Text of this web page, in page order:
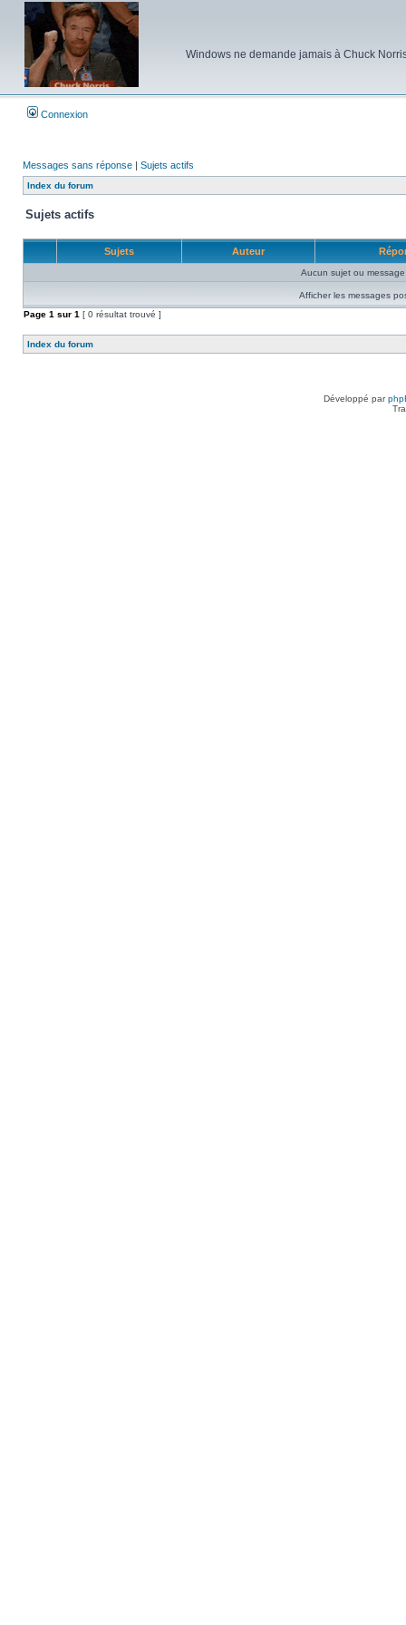
Windows ne demande jamais à Chuck
Connexion
Messages sans réponse | Sujets actifs
Index du forum
Sujets actifs
Sujets Auteur
Aucun sujet ou
Afficher les messages
Page 1 sur 1 [ 0 résultat trouvé ]
Index du forum
Développé par